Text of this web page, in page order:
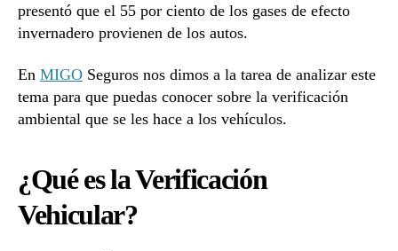
presentó que el 55 por ciento de los gases de efecto
invernadero provienen de los autos.
En MIGO Seguros nos dimos a la tarea de analizar este
tema para que puedas conocer sobre la verificación
ambiental que se les hace a los vehículos.
¿Qué es la Verificación
Vehicular?